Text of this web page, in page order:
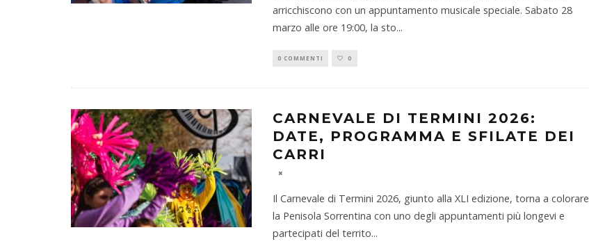
arricchiscono con un appuntamento musicale speciale. Sabato 28
marzo alle ore 19:00, la sto...
0 COMMENTI 0
CARNEVALE DI TERMINI 2026:
DATE, PROGRAMMA E SFILATE DEI
CARRI
Il Carnevale di Termini 2026, giunto alla XLI edizione, torna a colorare
la Penisola Sorrentina con uno degli appuntamenti più longevi e
partecipati del territo...